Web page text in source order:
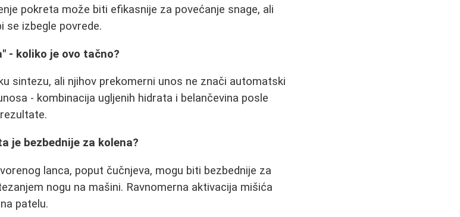
pokreta može biti efikasnije za povećanje snage, ali
se izbegle povrede.
- koliko je ovo tačno?
sintezu, ali njihov prekomerni unos ne znači automatski
- kombinacija ugljenih hidrata i belančevina posle
je bezbednije za kolena?
lanca, poput čučnjeva, mogu biti bezbednije za
nogu na mašini. Ravnomerna aktivacija mišića
patelu.